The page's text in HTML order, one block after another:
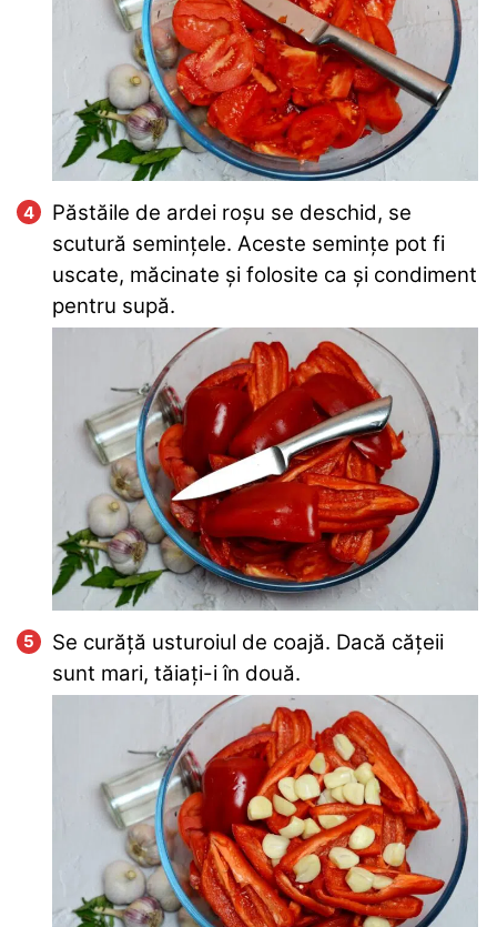
Păstăile de ardei roșu se deschid, se
scutură semințele. Aceste semințe pot fi
uscate, măcinate și folosite ca și condiment
pentru supă.
Se curăță usturoiul de coajă. Dacă cățeii
sunt mari, tăiați-i în două.